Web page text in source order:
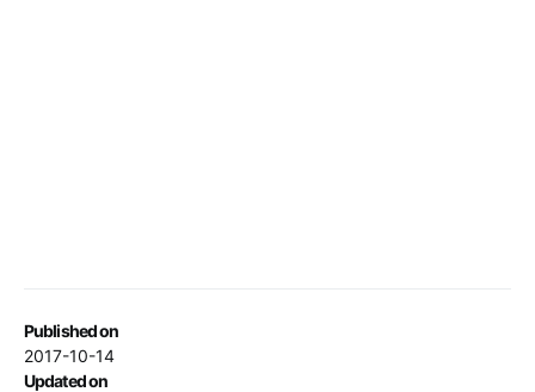
Published on
2017-10-14
Updated on